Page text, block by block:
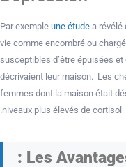
Par exemple une étude a révélé
vie comme encombré ou
susceptibles d’être épuisées
décrivaient leur maison. Les
femmes dont la maison était
niveaux plus élevés de cortisol.
Les